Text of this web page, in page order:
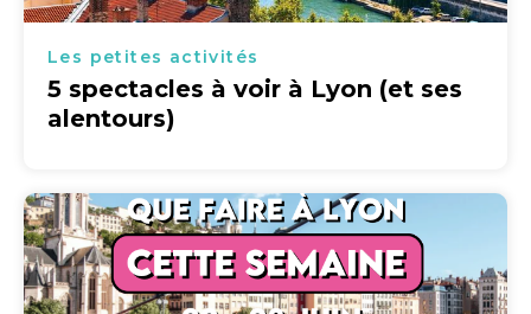
Les petites activités
5 spectacles à voir à Lyon (et ses
alentours)